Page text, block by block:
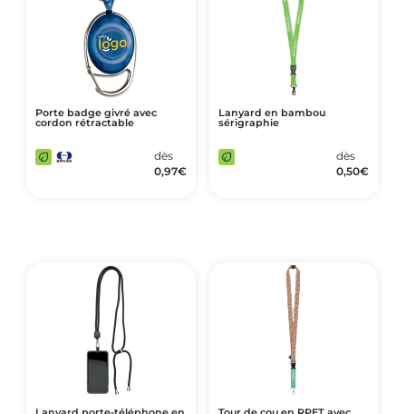
Porte badge givré avec
cordon rétractable
dès
0,97€
Lanyard en bambou
sérigraphie
dès
0,50€